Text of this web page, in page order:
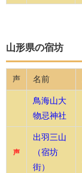
山形県の宿坊
声 名前
鳥海山大
物忌神社
声
出羽三山
（宿坊
街）